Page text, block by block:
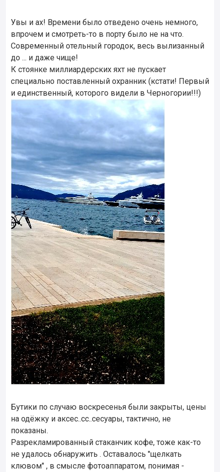
Увы и ах! Времени было отведено очень немного,
впрочем и смотреть-то в порту было не на что.
Современный отельный городок, весь вылизанный
до ... и даже чище!
К стоянке миллиардерских яхт не пускает
специально поставленный охранник (кстати! Первый
и единственный, которого видели в Черногории!!!)
Бутики по случаю воскресенья были закрыты, цены
на одёжку и аксес..сс..сесуары, тактично, не
показаны.
Разрекламированный стаканчик кофе, тоже как-то
не удалось обнаружить . Оставалось "щелкать
клювом" , в смысле фотоаппаратом, понимая -